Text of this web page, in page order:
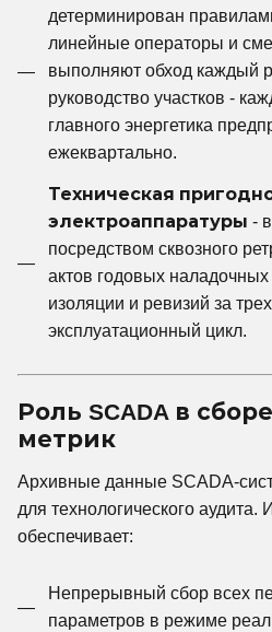
детерминирован
линейные операторы и
выполняют обход каждый
руководство участков -
главного энергетика
ежеквартально.
Техническая
электроаппаратуры -
посредством сквозного
актов годовых
изоляции и ревизий за
эксплуатационный цикл.
Роль SCADA в
метрик
Архивные данные SCADA-
для технологического
обеспечивает:
Непрерывный сбор всех
параметров в режиме